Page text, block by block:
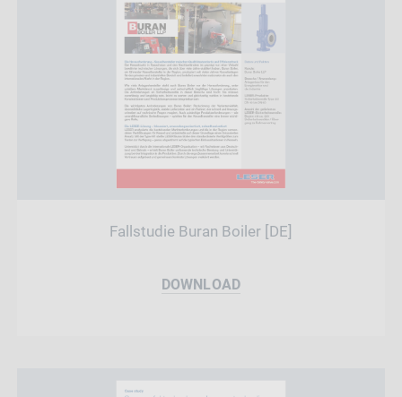
Fallstudie Buran Boiler [DE]
DOWNLOAD